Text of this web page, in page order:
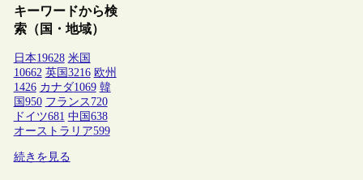
キーワードから検
索（国・地域）
日本19628 米国
10662 英国 3216 欧州
1426 カナダ1069 韓
国 950 フランス 720
ドイツ681 中国 638
オーストラリア599
続きを見る